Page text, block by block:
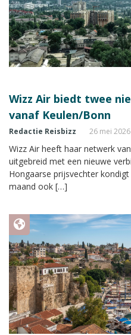
Wizz Air biedt twee
vanaf Keulen/Bonn
Redactie Reisbizz 26 mei 2026
Wizz Air heeft haar netwerk
uitgebreid met een nieuwe
Hongaarse prijsvechter
maand ook […]